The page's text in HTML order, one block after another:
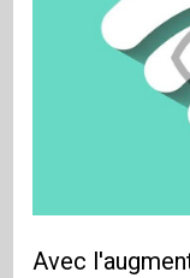
Avec